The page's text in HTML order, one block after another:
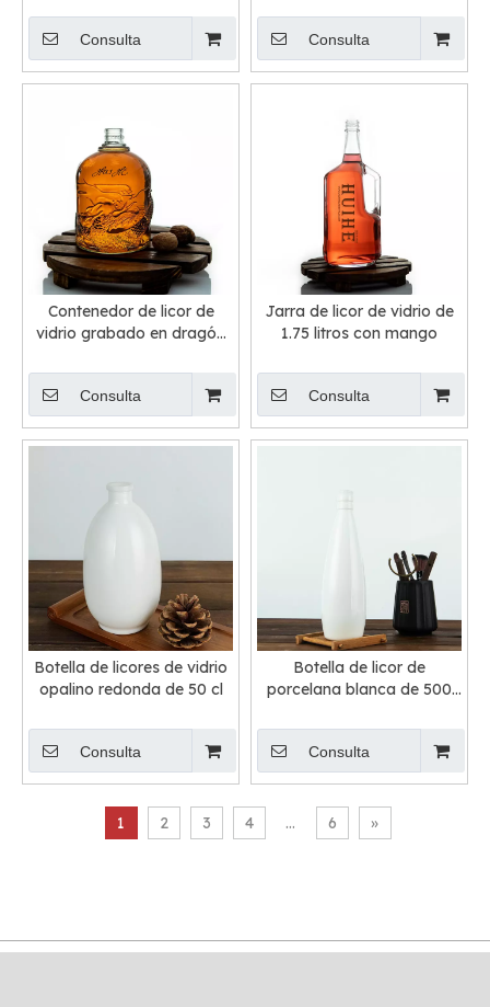
750 ml
Consulta
ALCABAJO
Consulta
Contenedor de licor de
vidrio grabado en dragón
Consulta
Jarra de licor de vidrio de
1.75 litros con mango
Consulta
Botella de licores de vidrio
opalino redonda de 50 cl
Consulta
Botella de licor de
porcelana blanca de 500
Consulta
1 2 3 4 ... 6 »